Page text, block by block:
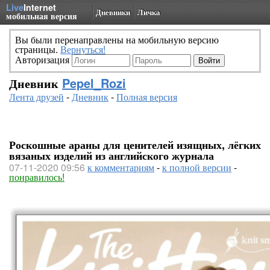
LiveInternet
мобильная версия Дневники Личка
Вы были перенаправлены на мобильную версию
страницы. Вернуться!
Авторизация
Дневник Pepel_Rozi
Лента друзей -Дневник-Полная версия
Роскошные араны для ценителей изящных, лёгких
вязаных изделий из английского журнала
07-11-2020 09:56 к комментариям-к полной версии -
понравилось!